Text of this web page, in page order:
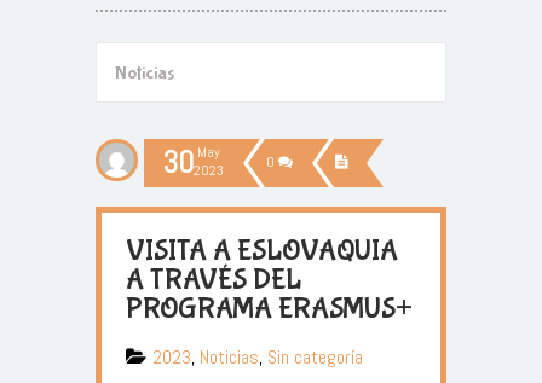
30 May
2023
0
VISITA A ESLOVAQUIA
A TRAVÉS DEL
PROGRAMA ERASMUS+
2023, Noticias, Sin categoría